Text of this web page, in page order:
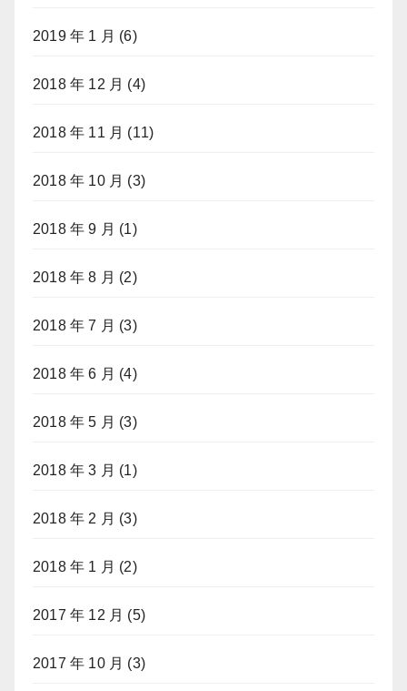
2019 年 1 月 (6)
2018 年 12 月 (4)
2018 年 11 月 (11)
2018 年 10 月 (3)
2018 年 9 月 (1)
2018 年 8 月 (2)
2018 年 7 月 (3)
2018 年 6 月 (4)
2018 年 5 月 (3)
2018 年 3 月 (1)
2018 年 2 月 (3)
2018 年 1 月 (2)
2017 年 12 月 (5)
2017 年 10 月 (3)